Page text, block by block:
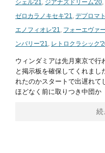
シェル'21, ジアナズドリーム'20,
ゼロカラノキセキ'21, デプロマ
エノフィオレ'21, フォーエヴァ
ンバリー'21, レトロクラシック
ウィンダミアは先月東京で行
と掲示板を確保してくれまし
れたのかスタートで出遅れて
ほどなく前に取りつき中団か
続